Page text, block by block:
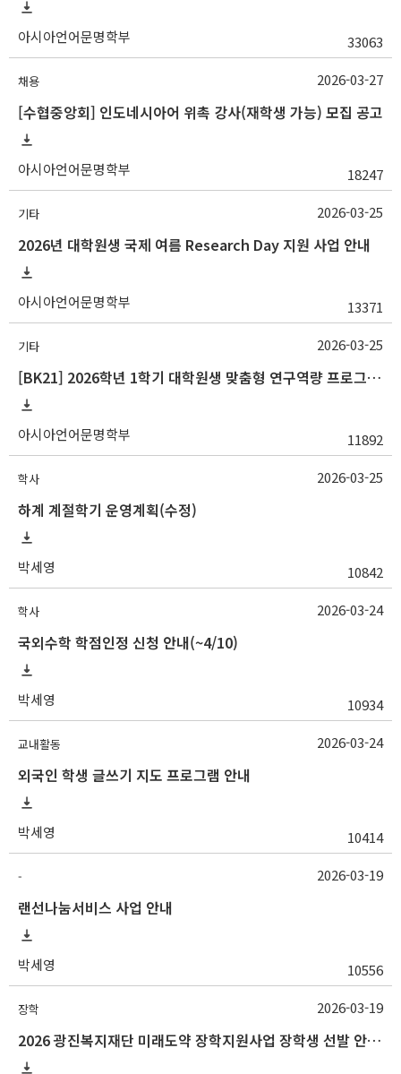
아시아언어문명학부 33063
채용
[수협중앙회] 인도네시아어 위촉 강사(재학생 가능) 모집 공고
아시아언어문명학부 18247
2026-03-27
기타
2026년 대학원생 국제 여름 Research Day 지원 사업 안내
아시아언어문명학부 13371
2026-03-25
기타
[BK21] 2026학년 1학기 대학원생 맞춤형 연구역량 프로그램 안내
아시아언어문명학부 11892
2026-03-25
학사
하계 계절학기 운영계획(수정)
박세영 10842
2026-03-25
학사
국외수학 학점인정 신청 안내(~4/10)
박세영 10934
2026-03-24
교내활동
외국인 학생 글쓰기 지도 프로그램 안내
박세영 10414
2026-03-24
-
랜선나눔서비스 사업 안내
박세영 10556
2026-03-19
장학
2026 광진복지재단 미래도약 장학지원사업 장학생 선발 안내(~3/25 10:00)
2026-03-19